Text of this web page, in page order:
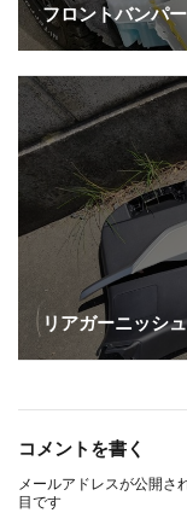
フロントバンパ
リアガーニッシ
コメントを書く
メールアドレスが公開さ
目です